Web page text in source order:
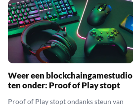
Weer een blockchaingamestudio
ten onder: Proof of Play stopt
Proof of Play stopt ondanks steun van